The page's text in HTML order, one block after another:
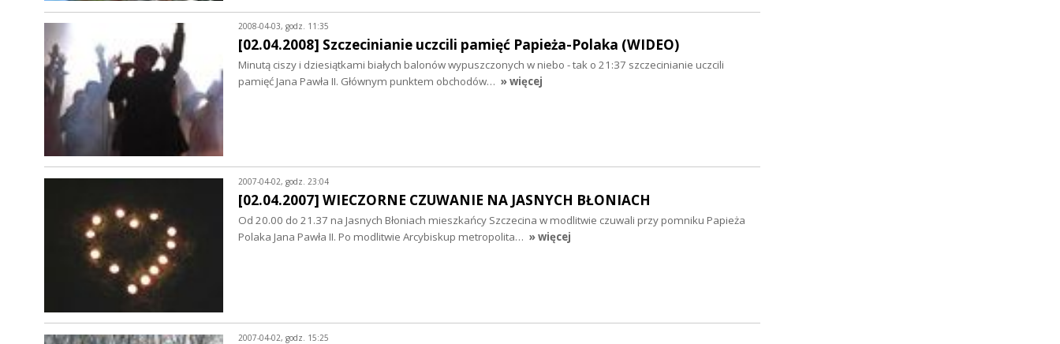
2008-04-03, godz. 11:35
[02.04.2008] Szczecinianie uczcili pamięć Papieża-Polaka (WIDEO)
Minutą ciszy i dziesiątkami białych balonów wypuszczonych w niebo - tak o 21:37 szczecinianie uczcili
pamięć Jana Pawła II. Głównym punktem obchodów… » więcej
2007-04-02, godz. 23:04
[02.04.2007] WIECZORNE CZUWANIE NA JASNYCH BŁONIACH
Od 20.00 do 21.37 na Jasnych Błoniach mieszkańcy Szczecina w modlitwie czuwali przy pomniku Papieża
Polaka Jana Pawła II. Po modlitwie Arcybiskup metropolita… » więcej
2007-04-02, godz. 15:25